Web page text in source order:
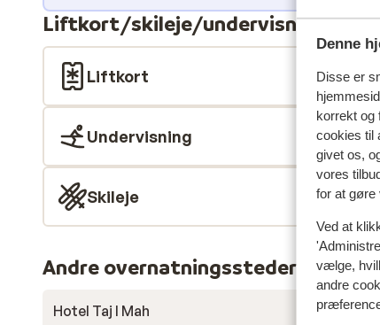
Denne
Disse er
korrekt og
cookies til
givet os,
vores
for at gøre
Ved at
vælge,
andre
Liftkort/skileje/undervisning
Liftkort
Undervisning
Skileje
Andre overnatningssteder i Les
Hotel Taj I Mah